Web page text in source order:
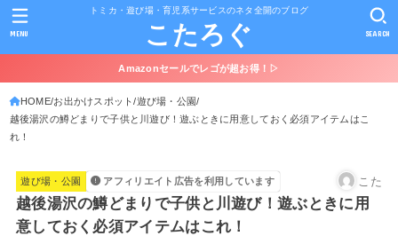
トミカ・遊び場・育児系サービスのネタ全開のブログ
こたろぐ SEARCH
MENU
Amazonセールでレゴが超お得！▷
HOME お出かけスポット 遊び場・公園
越後湯沢の鱒どまりで子供と川遊び！遊ぶときに用意しておく必須アイテムはこ
れ！
遊び場・公園 アフィリエイト広告を利用しています こた
越後湯沢の鱒どまりで子供と川遊び！遊ぶときに用
意しておく必須アイテムはこれ！